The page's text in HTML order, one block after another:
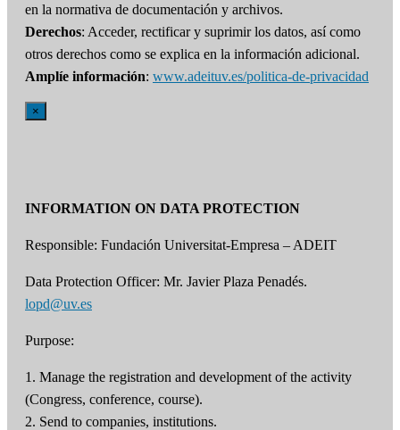
en la normativa de documentación y archivos.
Derechos: Acceder, rectificar y suprimir los datos, así como
otros derechos como se explica en la información adicional.
Amplíe información: www.adeituv.es/politica-de-privacidad
×
INFORMATION ON DATA PROTECTION
Responsible: Fundación Universitat-Empresa – ADEIT
Data Protection Officer: Mr. Javier Plaza Penadés.
lopd@uv.es
Purpose:
1. Manage the registration and development of the activity
(Congress, conference, course).
2. Send to companies, institutions.